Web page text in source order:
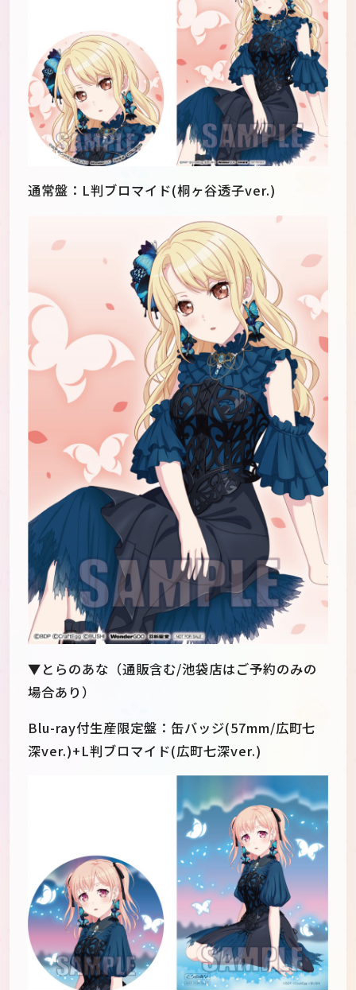
通常盤：L判ブロマイド(桐ヶ谷透子ver.)
▼とらのあな（通販含む/池袋店はご予約のみの
場合あり）
Blu-ray付生産限定盤：缶バッジ(57mm/広町七
深ver.)+L判ブロマイド(広町七深ver.)